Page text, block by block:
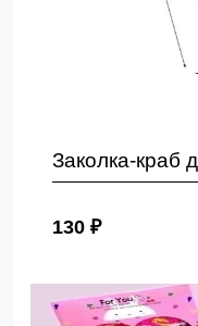
Заколка-краб
130 ₽